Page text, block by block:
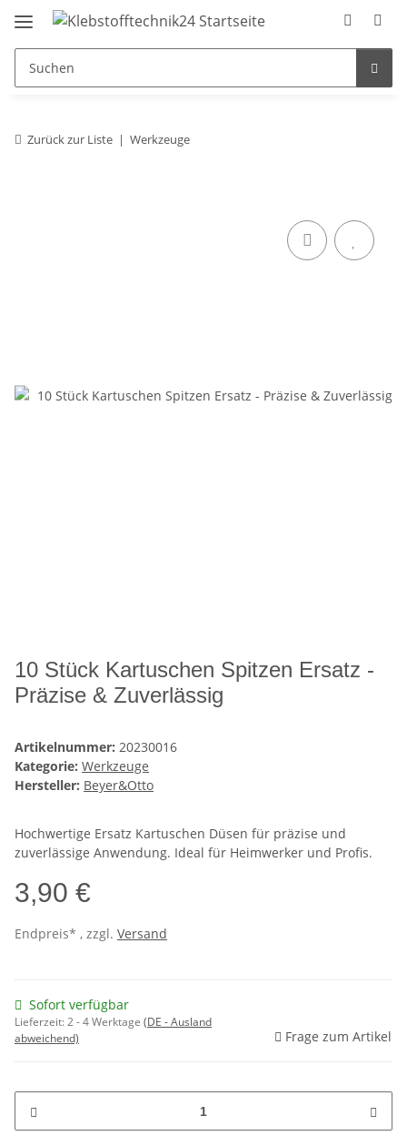
Zurück zur Liste Werkzeuge
10 Stück Kartuschen Spitzen Ersatz -
Präzise & Zuverlässig
Artikelnummer: 20230016
Kategorie: Werkzeuge
Hersteller: Beyer&Otto
Hochwertige Ersatz Kartuschen Düsen für präzise und
zuverlässige Anwendung. Ideal für Heimwerker und Profis.
3,90 €
Endpreis* , zzgl. Versand
Sofort verfügbar
Lieferzeit:2 - 4 Werktage (DE - Ausland
abweichend)
Frage zum Artikel